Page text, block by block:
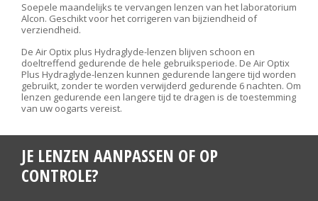
Soepele maandelijks te vervangen lenzen van het laboratorium
Alcon. Geschikt voor het corrigeren van bijziendheid of
verziendheid.
De Air Optix plus Hydraglyde-lenzen blijven schoon en
doeltreffend gedurende de hele gebruiksperiode. De Air Optix
Plus Hydraglyde-lenzen kunnen gedurende langere tijd worden
gebruikt, zonder te worden verwijderd gedurende 6 nachten. Om
lenzen gedurende een langere tijd te dragen is de toestemming
van uw oogarts vereist.
JE LENZEN AANPASSEN OF OP
CONTROLE?